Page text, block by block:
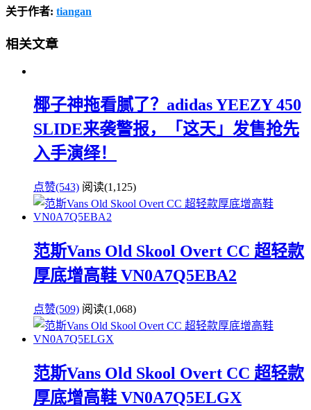
关于作者: tiangan
相关文章
椰子神拖看腻了？adidas YEEZY 450
SLIDE来袭警报，「这天」发售抢先
入手演绎！
点赞(543) 阅读(1,125)
范斯Vans Old Skool Overt CC 超轻款
厚底增高鞋 VN0A7Q5EBA2
点赞(509) 阅读(1,068)
范斯Vans Old Skool Overt CC 超轻款
厚底增高鞋 VN0A7Q5ELGX